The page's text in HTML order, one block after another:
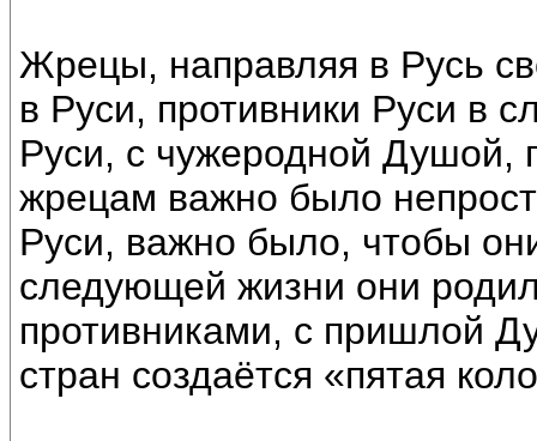
Жрецы, направляя в Русь
в Руси, противники Руси в
Руси, с чужеродной Душой,
жрецам важно было
Руси, важно было, чтобы
следующей жизни они
противниками, с пришлой
стран создаётся «пятая